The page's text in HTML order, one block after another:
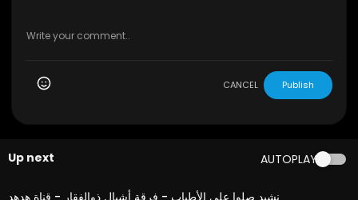
CANCEL Publish
Up next AUTOPLAY
4:29
نشید صلوا علی الأطیاب - فرقة أشبال ذوالفقار - قناة هدهد